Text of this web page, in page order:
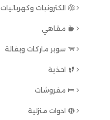
الكترونيات وكهربائيات
مقاهي
سوبر ماركات وبقالة
احذية
مفروشات
ادوات منزلية